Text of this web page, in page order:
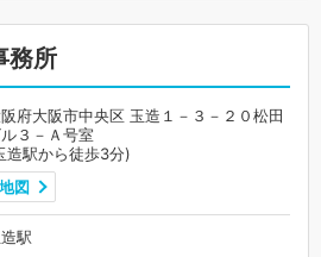
務所
府大阪市中央区 玉造１－３－２０松田
ル３－Ａ号室
造駅から徒歩3分)
地図
駅